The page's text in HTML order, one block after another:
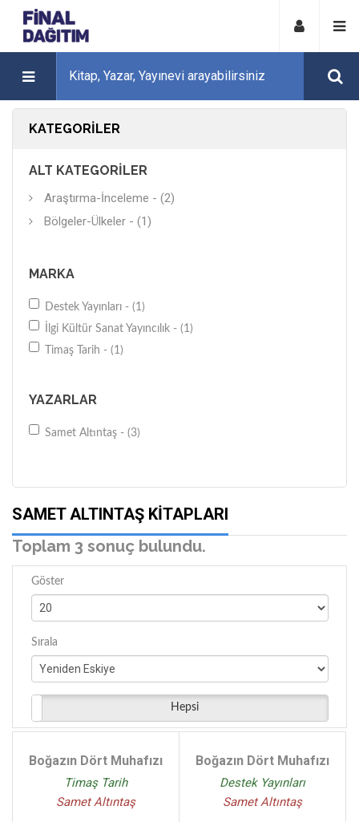
KATEGORILER
ALT KATEGORILER
Araştırma-İnceleme - (2)
Bölgeler-Ülkeler - (1)
MARKA
Destek Yayınları - (1)
İlgi Kültür Sanat Yayıncılık - (1)
Timaş Tarih - (1)
YAZARLAR
Samet Altıntaş - (3)
SAMET ALTINTAŞ KITAPLARI
Toplam 3 sonuç bulundu.
Göster
Sırala
Hepsi
Boğazın Dört Muhafızı
Timaş Tarih
Samet Altıntaş
Boğazın Dört Muhafızı
Destek Yayınları
Samet Altıntaş